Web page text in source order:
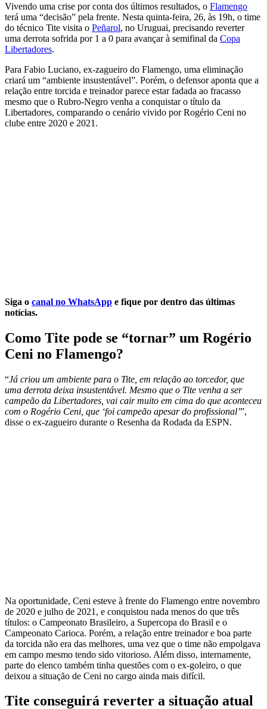
Vivendo uma crise por conta dos últimos resultados, o Flamengo
terá uma “decisão” pela frente. Nesta quinta-feira, 26, às 19h, o time
do técnico Tite visita o Peñarol, no Uruguai, precisando reverter
uma derrota sofrida por 1 a 0 para avançar à semifinal da Copa
Libertadores.
Para Fabio Luciano, ex-zagueiro do Flamengo, uma eliminação
criará um “ambiente insustentável”. Porém, o defensor aponta que a
relação entre torcida e treinador parece estar fadada ao fracasso
mesmo que o Rubro-Negro venha a conquistar o título da
Libertadores, comparando o cenário vivido por Rogério Ceni no
clube entre 2020 e 2021.
Siga o canal no WhatsApp e fique por dentro das últimas
notícias.
Como Tite pode se “tornar” um Rogério
Ceni no Flamengo?
“Já criou um ambiente para o Tite, em relação ao torcedor, que
uma derrota deixa insustentável. Mesmo que o Tite venha a ser
campeão da Libertadores, vai cair muito em cima do que aconteceu
com o Rogério Ceni, que ‘foi campeão apesar do profissional’”,
disse o ex-zagueiro durante o Resenha da Rodada da ESPN.
Na oportunidade, Ceni esteve à frente do Flamengo entre novembro
de 2020 e julho de 2021, e conquistou nada menos do que três
títulos: o Campeonato Brasileiro, a Supercopa do Brasil e o
Campeonato Carioca. Porém, a relação entre treinador e boa parte
da torcida não era das melhores, uma vez que o time não empolgava
em campo mesmo tendo sido vitorioso. Além disso, internamente,
parte do elenco também tinha questões com o ex-goleiro, o que
deixou a situação de Ceni no cargo ainda mais difícil.
Tite conseguirá reverter a situação atual